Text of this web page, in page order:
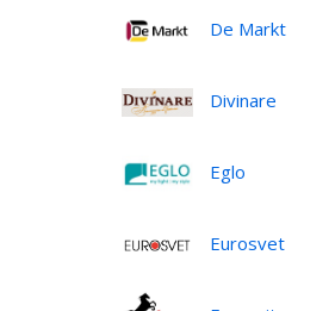
De Markt
Divinare
Eglo
Eurosvet